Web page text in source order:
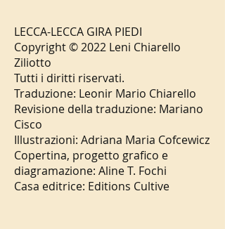
LECCA-LECCA GIRA PIEDI
Copyright © 2022 Leni Chiarello
Ziliotto
Tutti i diritti riservati.
Traduzione: Leonir Mario Chiarello
Revisione della traduzione: Mariano
Cisco
Illustrazioni: Adriana Maria Cofcewicz
Copertina, progetto grafico e
diagramazione: Aline T. Fochi
Casa editrice: Editions Cultive